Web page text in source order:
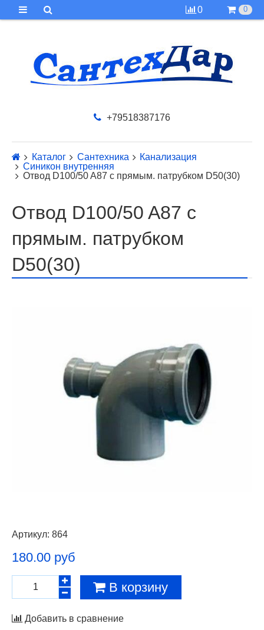
0 0
+79518387176
Каталог Сантехника
Канализация
Синикон внутренняя
Отвод D100/50 A87 с прямым. патрубком D50(30)
Отвод D100/50 A87 с
прямым. патрубком
D50(30)
Артикул: 864
180.00 руб
В корзину
Добавить в сравнение